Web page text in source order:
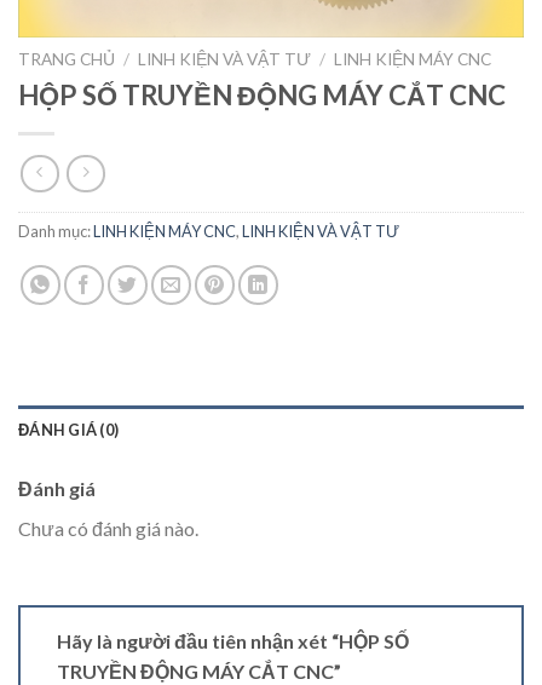
TRANG CHỦ / LINH KIỆN VÀ VẬT TƯ / LINH KIỆN MÁY CNC
HỘP SỐ TRUYỀN ĐỘNG MÁY CẮT CNC
Danh mục:LINH KIỆN MÁY CNC,LINH KIỆN VÀ VẬT TƯ
ĐÁNH GIÁ (0)
Đánh giá
Chưa có đánh giá nào.
Hãy là người đầu tiên nhận xét “HỘP SỐ
TRUYỀN ĐỘNG MÁY CẮT CNC”